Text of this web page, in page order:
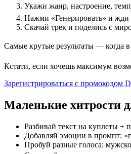
Укажи жанр, настроение,
Нажми «Генерировать» и
Скачай трек и поделись с
Самые крутые результаты — когда
Кстати, если хочешь максимум
Зарегистрироваться с промокодом
Маленькие хитрости
Разбивай текст на куплеты
Добавляй эмоции в промпт:
Пробуй разные голоса: